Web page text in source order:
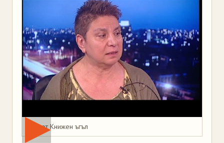
Мая от Книжен ъгъл